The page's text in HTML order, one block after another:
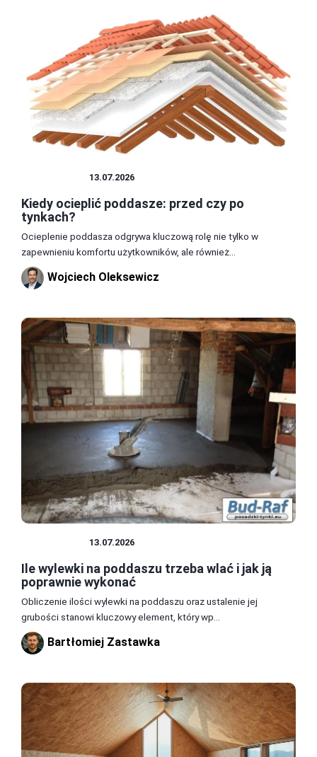
13.07.2026
Kiedy ocieplić poddasze: przed czy po
tynkach?
Ocieplenie poddasza odgrywa kluczową rolę nie tylko w
zapewnieniu komfortu użytkowników, ale również...
Wojciech Oleksewicz
13.07.2026
Ile wylewki na poddaszu trzeba wlać i jak ją
poprawnie wykonać
Obliczenie ilości wylewki na poddaszu oraz ustalenie jej
grubości stanowi kluczowy element, który wp...
Bartłomiej Zastawka